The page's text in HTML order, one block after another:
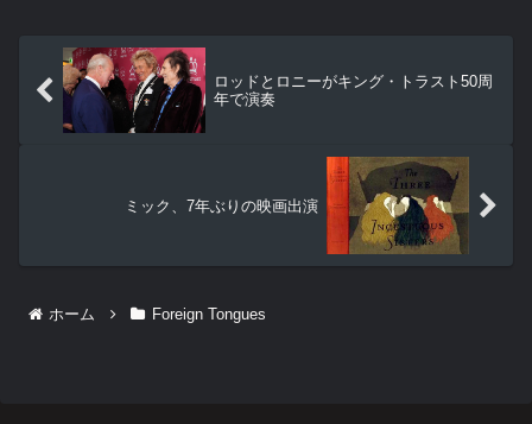
ロッドとロニーがキング・トラスト50周
年で演奏
ミック、7年ぶりの映画出演
ホーム Foreign Tongues